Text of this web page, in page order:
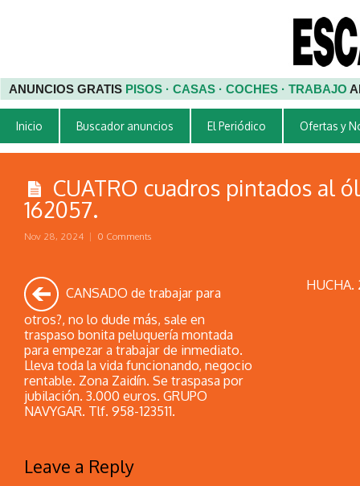
ANUNCIOS GRATIS PISOS · CASAS · COCHES · TRABAJO
Inicio Buscador anuncios El Periódico Ofertas y
CUATRO cuadros pintados al
162057.
Nov 28, 2024 | 0 Comments
CANSADO de trabajar para
otros?, no lo dude más, sale en
traspaso bonita peluquería montada
para empezar a trabajar de inmediato.
Lleva toda la vida funcionando, negocio
rentable. Zona Zaidín. Se traspasa por
jubilación. 3.000 euros. GRUPO
NAVYGAR. Tlf. 958-123511.
Leave a Reply